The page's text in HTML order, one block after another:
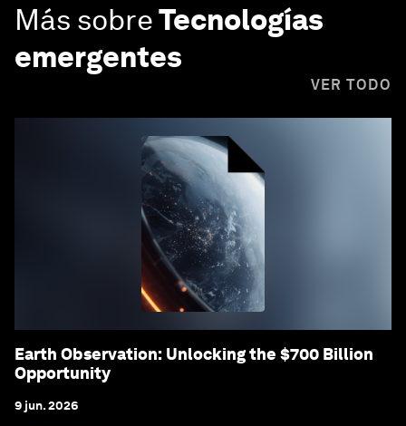
Más sobreTecnologías
emergentes
VER TODO
Earth Observation: Unlocking the $700 Billion
Opportunity
9 jun. 2026